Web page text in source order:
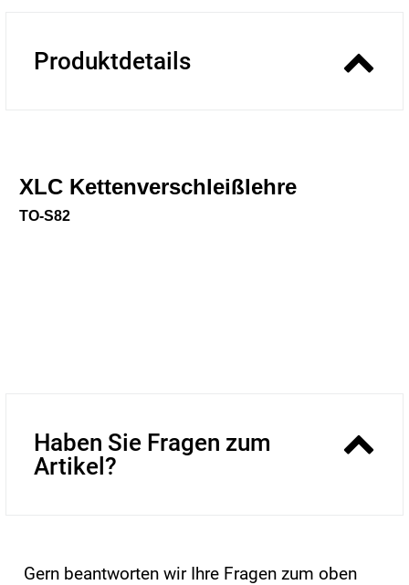
Produktdetails
XLC Kettenverschleißlehre
TO-S82
Haben Sie Fragen zum
Artikel?
Gern beantworten wir Ihre Fragen zum oben